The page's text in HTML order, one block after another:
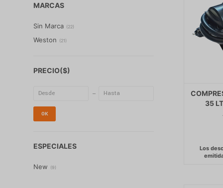
35
MARCAS
Sin Marca (22)
Weston (21)
PRECIO($)
OK
ESPECIALES
New (9)